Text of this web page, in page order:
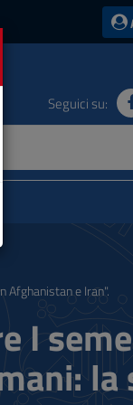
Seguici su:
Afghanistan e Iran".
I
la